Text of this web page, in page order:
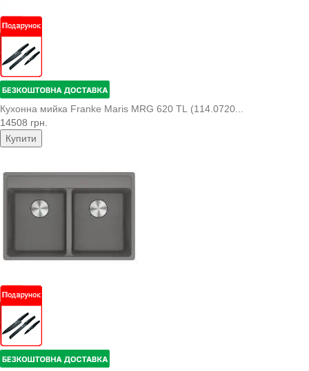
Кухонна мийка Franke Maris MRG 620 TL (114.0720...
14508 грн.
Купити